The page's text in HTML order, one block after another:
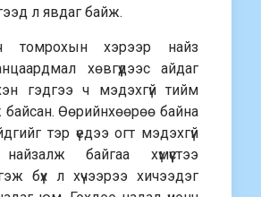
л явдаг байж.
томрохын хэрээр найз
хөвгүүдээс айдаг
гэдгээ ч мэдэхгүй тийм
Өөрийнхөөрөө байна
тэр үедээ огт мэдэхгүй
байгаа хүмүүстээ
бүх л хүчээрээ хичээдэг